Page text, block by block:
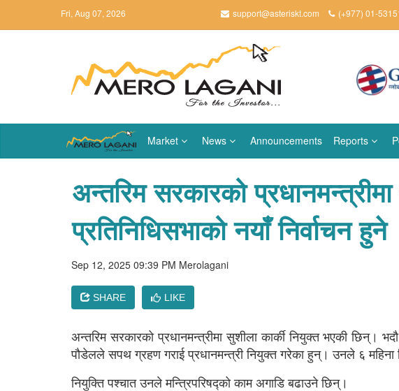
Fri, Aug 07, 2026 support@asteriskt.com (+977) 01-
Market News Announcements Reports
अन्तरिम सरकारको
प्रतिनिधिसभाको नयाँ निर्वाचन हुने
Sep 12, 2025 09:39 PM Merolagani
SHARE LIKE
अन्तरिम सरकारको प्रधानमन्त्रीमा सुशीला कार्की नियुक्त भएकी छिन्।
पौडेलले सपथ ग्रहण गराई प्रधानमन्त्री नियुक्त गरेका हुन्। उनले ६ महिना
नियुक्ति पश्चात उनले मन्त्रिपरिषद्को काम अगाडि बढाउने छिन्।